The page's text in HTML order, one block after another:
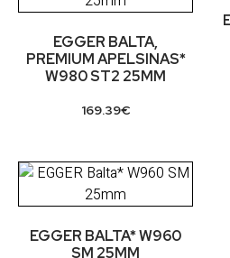
EGGER BALTA,
PREMIUM APELSINAS*
W980 ST2 25MM
169.39€
EGGER BALTA* W960
SM 25MM